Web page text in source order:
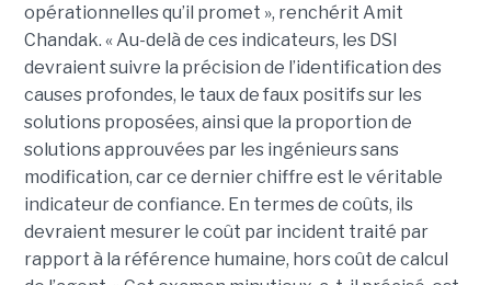
opérationnelles qu’il promet », renchérit Amit
Chandak. « Au-delà de ces indicateurs, les DSI
devraient suivre la précision de l’identification des
causes profondes, le taux de faux positifs sur les
solutions proposées, ainsi que la proportion de
solutions approuvées par les ingénieurs sans
modification, car ce dernier chiffre est le véritable
indicateur de confiance. En termes de coûts, ils
devraient mesurer le coût par incident traité par
rapport à la référence humaine, hors coût de calcul